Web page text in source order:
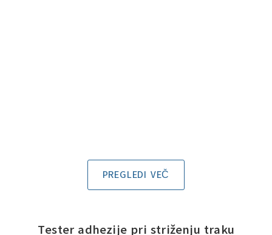
PREGLEDI VEČ
Tester adhezije pri striženju traku